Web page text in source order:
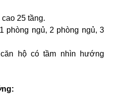
25 tầng.
phòng ngủ, 2 phòng ngủ, 3
hộ có tầm nhìn hướng